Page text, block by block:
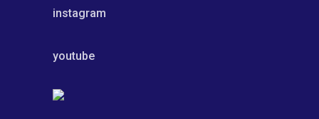
instagram
youtube